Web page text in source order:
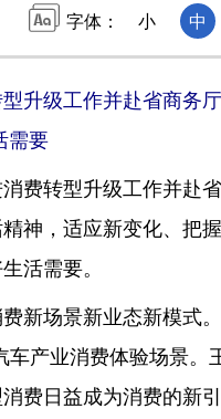
字体： 小 中
升级工作并赴省商务
需要
转型升级工作并赴
神，适应新变化、把
活需要。
场景新业态新模式
车产业消费体验场景
费日益成为消费的新